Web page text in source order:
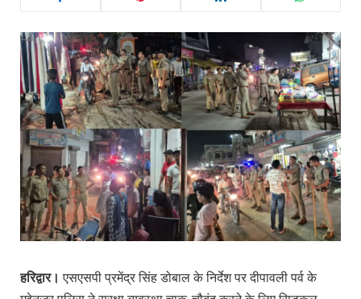
हरिद्वार। एसएसपी प्रमेंद्र सिंह डोबाल के निर्देश पर दीपावली पर्व के